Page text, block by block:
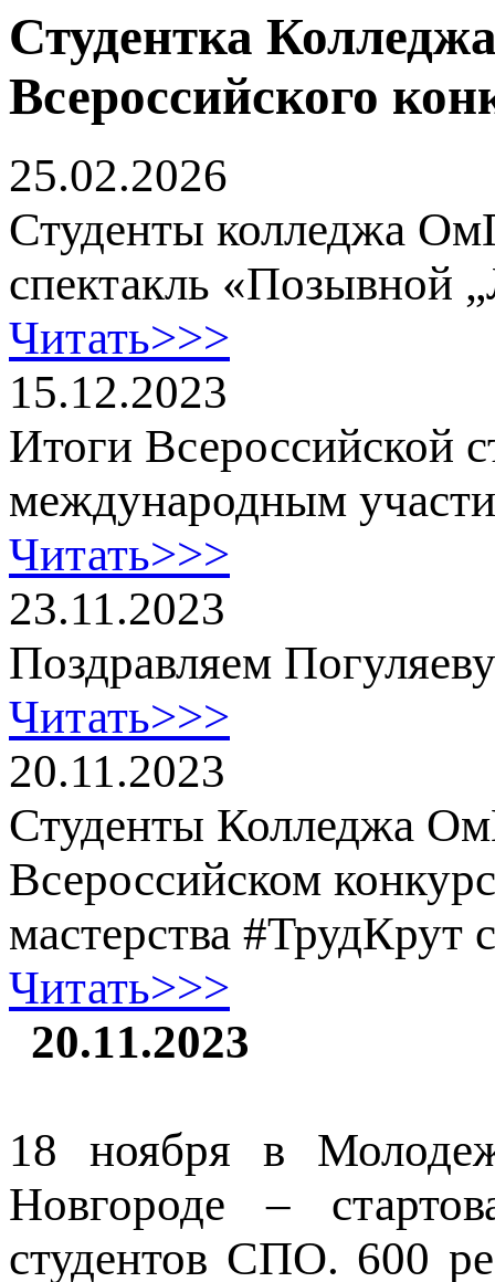
Студентка
Всероссийского
25.02.2026
Студенты колледжа
спектакль «Позывной
Читать>>>
15.12.2023
Итоги Всероссийской
международным
Читать>>>
23.11.2023
Поздравляем
Читать>>>
20.11.2023
Студенты Колледжа
Всероссийском
мастерства #ТрудКрут
Читать>>>
20.11.2023
18 ноября в
Новгороде –
студентов СПО. 600